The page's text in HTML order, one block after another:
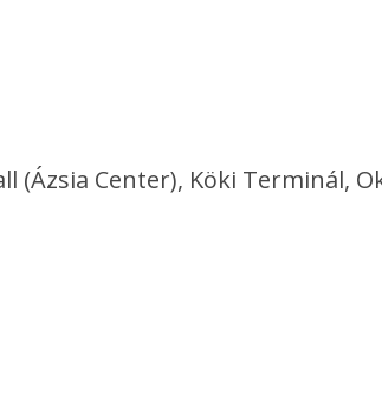
(Ázsia Center), Köki Terminál,